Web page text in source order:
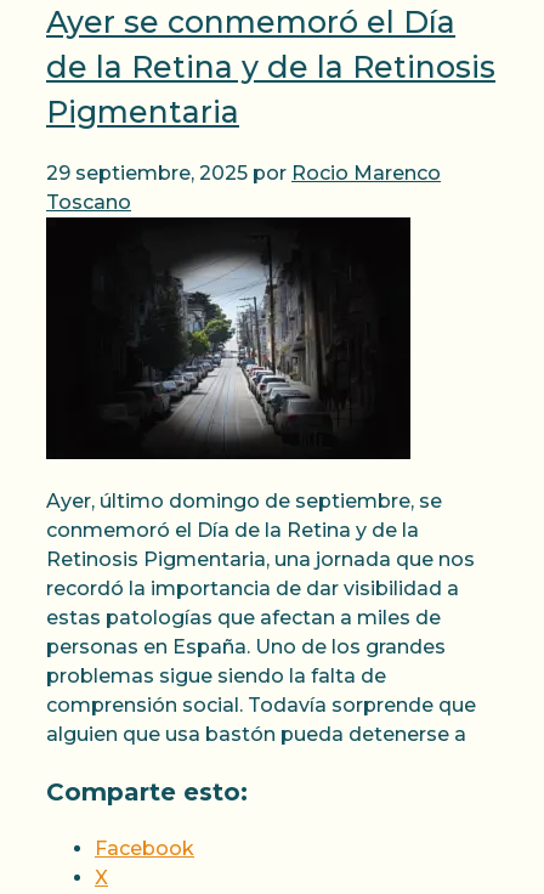
Ayer se conmemoró el Día
de la Retina y de la Retinosis
Pigmentaria
29 septiembre, 2025 por Rocio Marenco
Toscano
Ayer, último domingo de septiembre, se
conmemoró el Día de la Retina y de la
Retinosis Pigmentaria, una jornada que nos
recordó la importancia de dar visibilidad a
estas patologías que afectan a miles de
personas en España. Uno de los grandes
problemas sigue siendo la falta de
comprensión social. Todavía sorprende que
alguien que usa bastón pueda detenerse a
Comparte esto:
Facebook
X